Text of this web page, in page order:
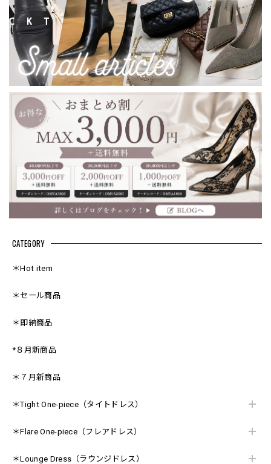
CATEGORY
＊Hot item
＊セール商品
＊即納商品
*８月新商品
＊７月新商品
＊Tight One-piece（タイトドレス）
＊Flare One-piece（フレアドレス）
＊Lounge Dress（ラウンジドレス）